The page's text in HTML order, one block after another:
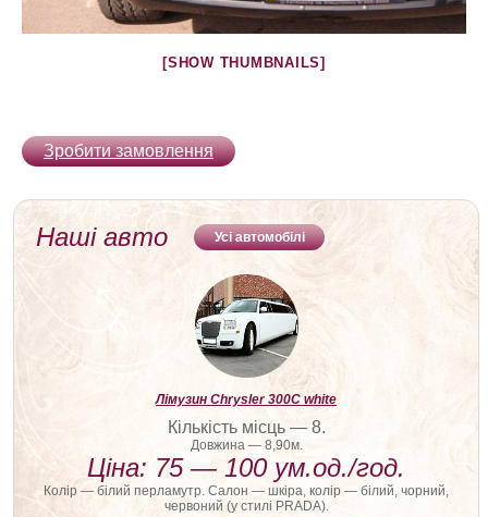
[SHOW THUMBNAILS]
Зробити замовлення
Наші авто Усі автомобілі
Лімузин Chrysler 300С white
Кількість місць — 8.
Довжина — 8,90м.
Ціна: 75 — 100 ум.од./год.
Колір — білий перламутр. Салон — шкіра, колір — білий, чорний,
червоний (у стилі PRADA).